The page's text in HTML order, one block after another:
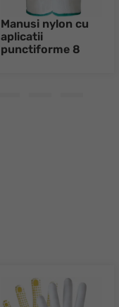
Manusi nylon cu
aplicatii
punctiforme 8